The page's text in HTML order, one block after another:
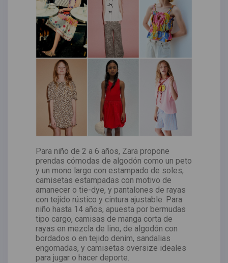
Para niño de 2 a 6 años, Zara propone
prendas cómodas de algodón como un peto
y un mono largo con estampado de soles,
camisetas estampadas con motivo de
amanecer o tie-dye, y pantalones de rayas
con tejido rústico y cintura ajustable. Para
niño hasta 14 años, apuesta por bermudas
tipo cargo, camisas de manga corta de
rayas en mezcla de lino, de algodón con
bordados o en tejido denim, sandalias
engomadas, y camisetas oversize ideales
para jugar o hacer deporte.